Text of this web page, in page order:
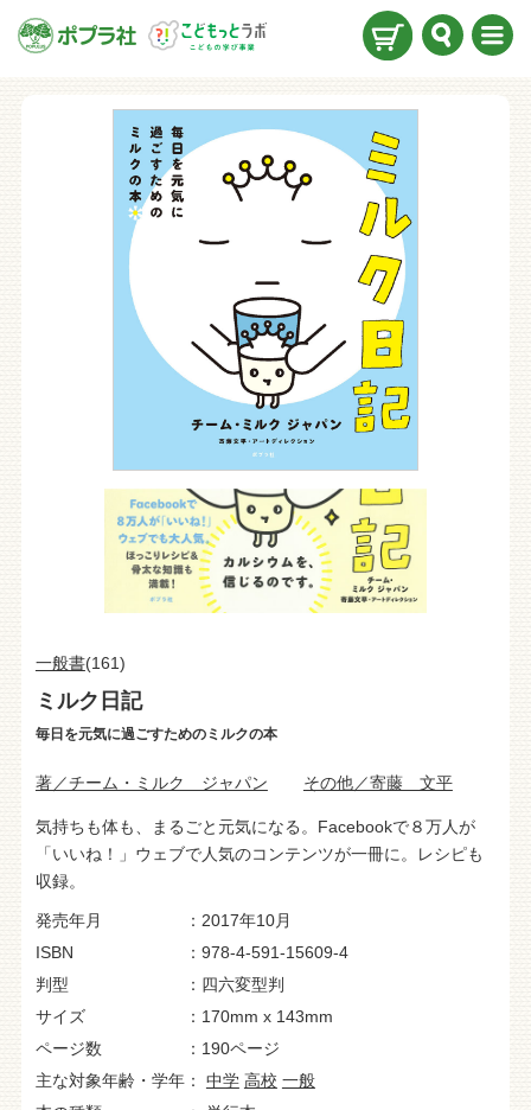
ュー
一般書(161)
ミルク日記
毎日を元気に過ごすためのミルクの本
著／チーム・ミルク ジャパン その他／寄藤 文平
気持ちも体も、まるごと元気になる。Facebookで８万人が
「いいね！」ウェブで人気のコンテンツが一冊に。レシピも
収録。
発売年月
2017年10月
ISBN
978-4-591-15609-4
判型
四六変型判
サイズ
170mm x 143mm
ページ数
190ページ
主な対象年齢・学年
中学 高校 一般